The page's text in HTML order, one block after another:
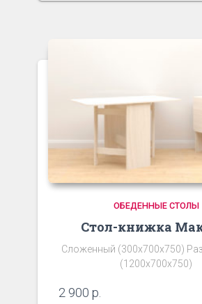
ОБЕДЕННЫЕ СТОЛЫ
Стол-книжка
Сложенный (300х700х750)
(1200х700х750)
2 900 р.